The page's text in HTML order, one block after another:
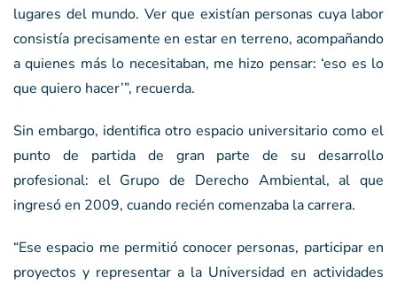
lugares del mundo. Ver que existían personas cuya labor
consistía precisamente en estar en terreno, acompañando
a quienes más lo necesitaban, me hizo pensar: ‘eso es lo
que quiero hacer’”, recuerda.
Sin embargo, identifica otro espacio universitario como el
punto de partida de gran parte de su desarrollo
profesional: el Grupo de Derecho Ambiental, al que
ingresó en 2009, cuando recién comenzaba la carrera.
“Ese espacio me permitió conocer personas, participar en
proyectos y representar a la Universidad en actividades